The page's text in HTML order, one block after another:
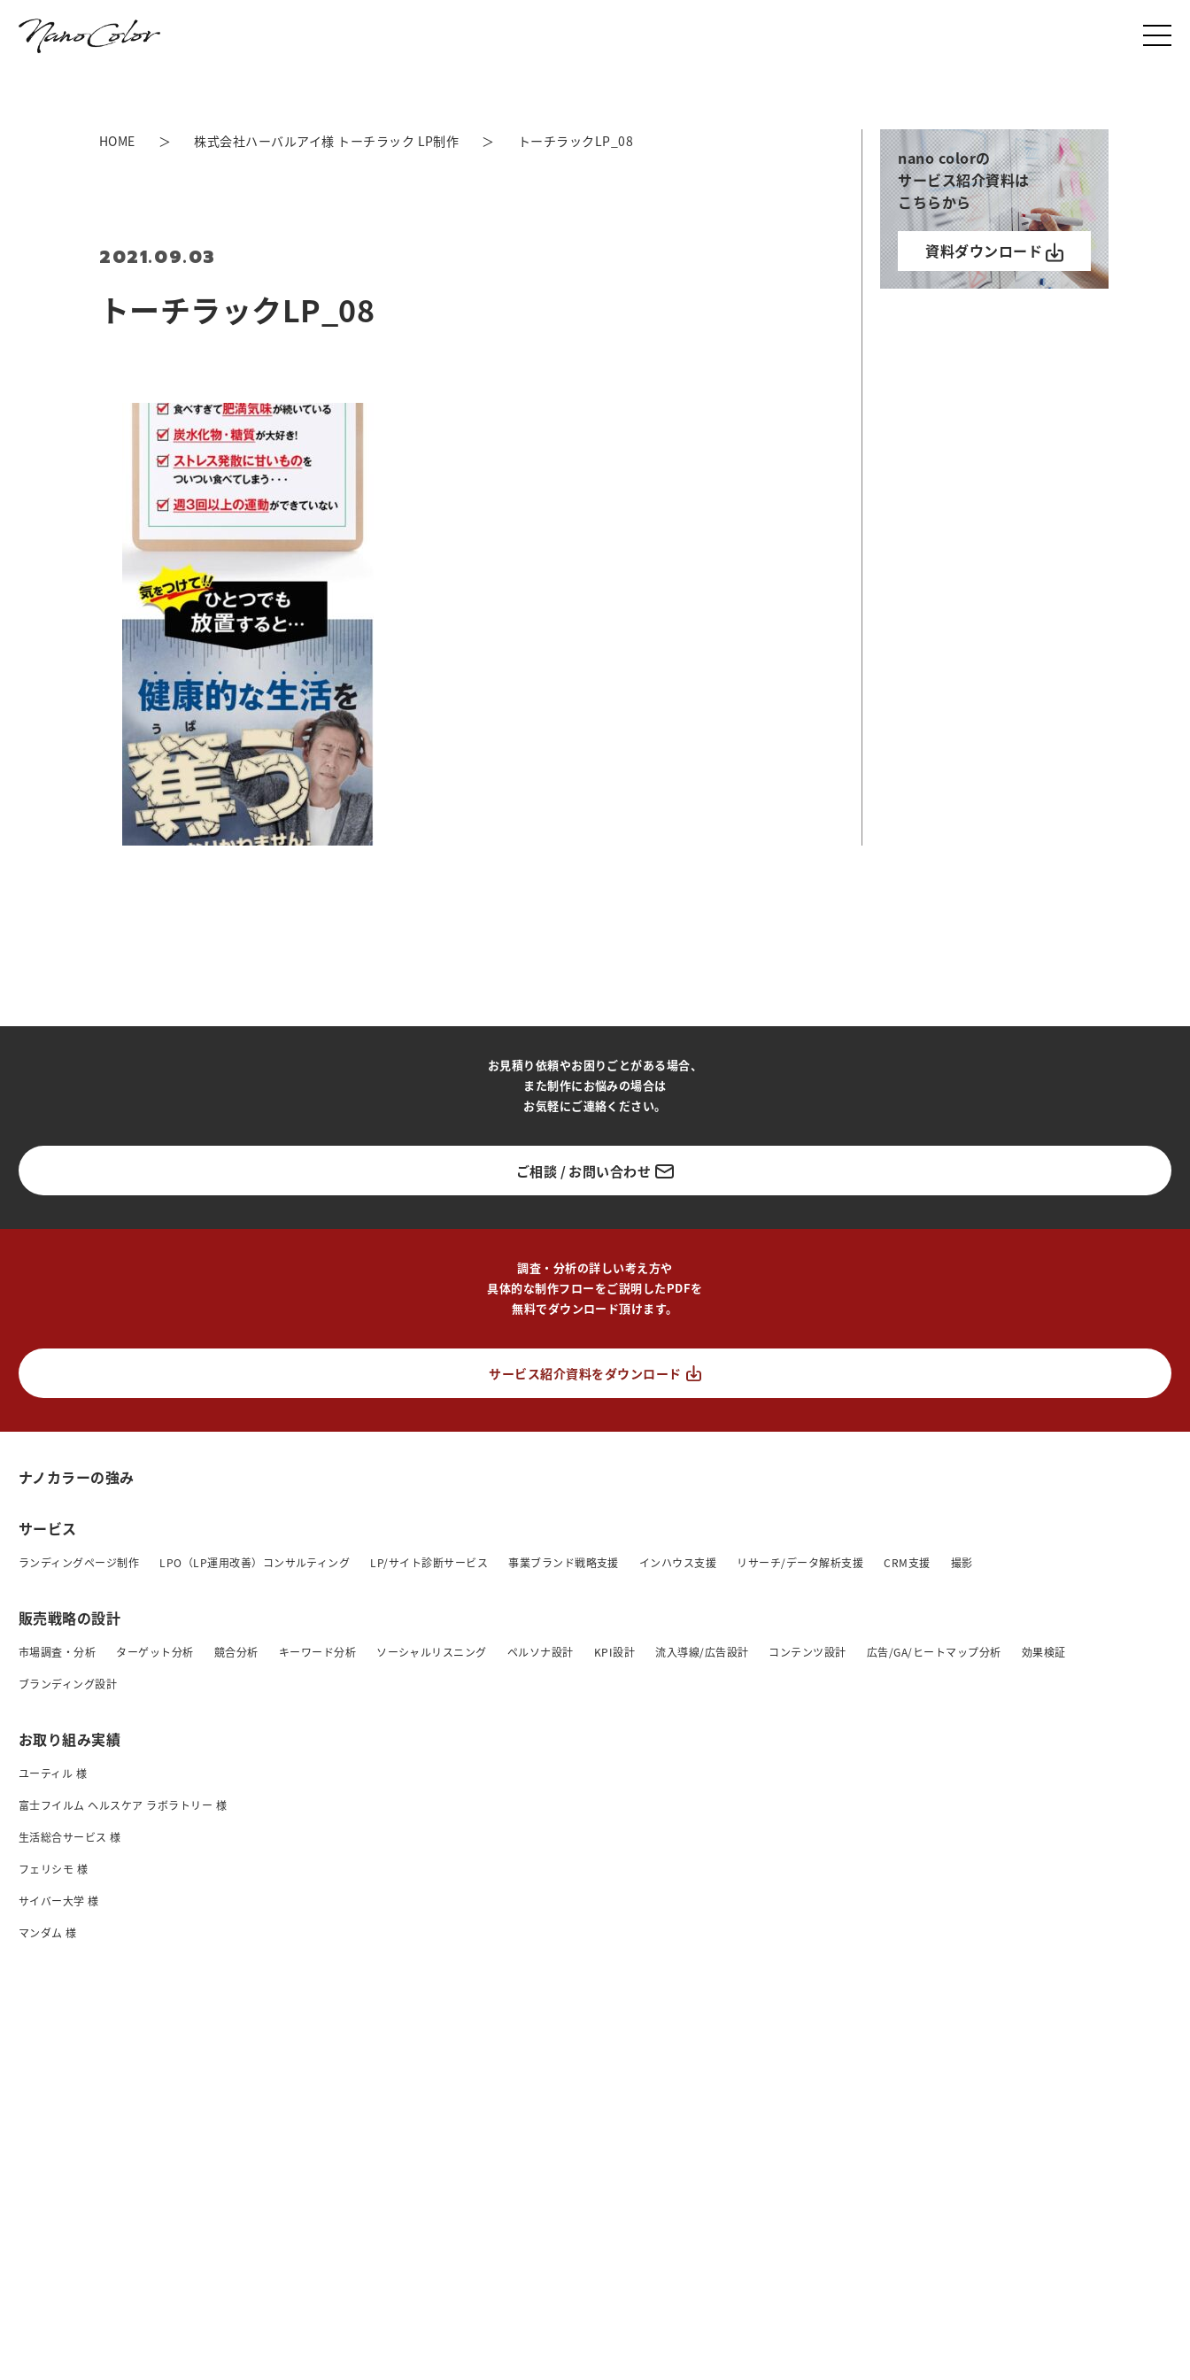
トーチラックLP_08
2021.09.03
HOME 株式会社ハーバルアイ様 トーチラック LP制作 トーチラックLP_08
nano colorの
サービス紹介資料は
こちらから
資料ダウンロード
お見積り依頼やお困りごとがある場合、
また制作にお悩みの場合は
お気軽にご連絡ください。
ご相談 / お問い合わせ
調査・分析の詳しい考え方や
具体的な制作フローをご説明したPDFを
無料でダウンロード頂けます。
サービス紹介資料をダウンロード
ナノカラーの強み
サービス
ランディングページ制作 LPO（LP運用改善）コンサルティング LP/サイト診断サービス 事業ブランド戦略支援 インハウス支援 リサーチ/データ解析支援 CRM支援 撮影
販売戦略の設計
市場調査・分析 ターゲット分析 競合分析 キーワード分析 ソーシャルリスニング ペルソナ設計 KPI設計 流入導線/広告設計 コンテンツ設計 広告/GA/ヒートマップ分析 効果検証
ブランディング設計
お取り組み実績
ユーティル 様
富士フイルム ヘルスケア ラボラトリー 様
生活総合サービス 様
フェリシモ 様
サイバー大学 様
マンダム 様